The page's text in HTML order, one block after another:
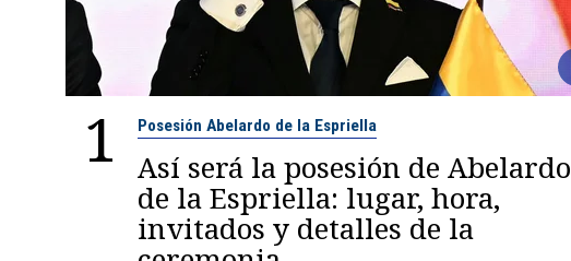
1 Posesión Abelardo de la Espriella
Así será la posesión de Abelardo
de la Espriella: lugar, hora,
invitados y detalles de la